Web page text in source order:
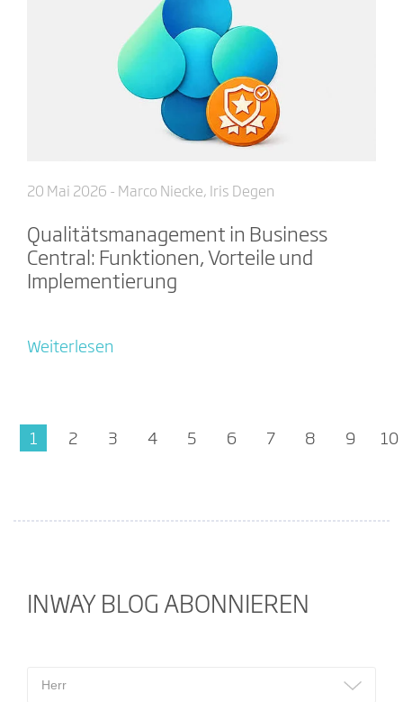
20 Mai 2026 - Marco Niecke, Iris Degen
Qualitätsmanagement in Business
Central: Funktionen, Vorteile und
Implementierung
Weiterlesen
1 2 3 4 5 6 7 8 9 10
INWAY BLOG ABONNIEREN